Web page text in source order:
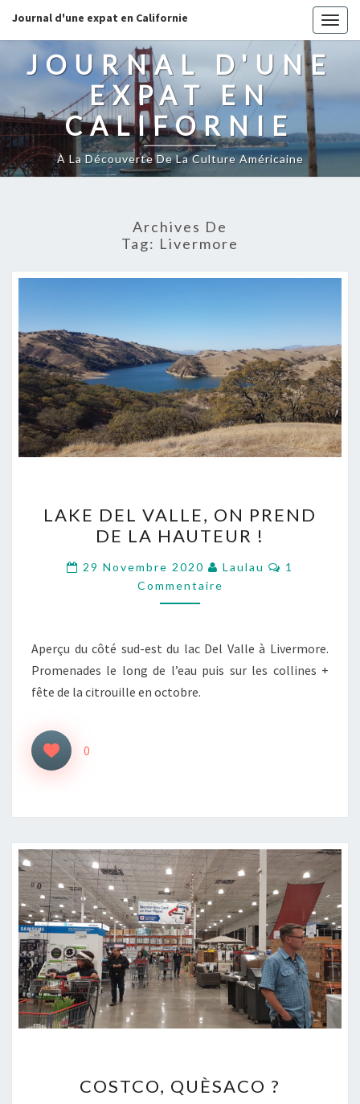
Journal d'une expat en Californie
JOURNAL D'UNE
EXPAT EN
CALIFORNIE
À La Découverte De La Culture Américaine
Archives De
Tag: Livermore
DEL
VALLE,
ON
PREND
DE
HAUTEUR
!
LAKE DEL VALLE, ON PREND
DE LA HAUTEUR !
29 Novembre 2020 Laulau
1
Commentaire
Aperçu du côté sud-est du lac Del Valle à Livermore.
Promenades le long de l’eau puis sur les collines +
fête de la citrouille en octobre.
0
QUÈSACO
COSTCO, QUÈSACO ?